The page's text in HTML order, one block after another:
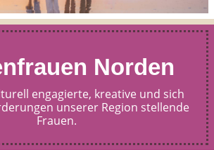
Norden
engagierte, kreative und sich
unserer Region stellende
Frauen.